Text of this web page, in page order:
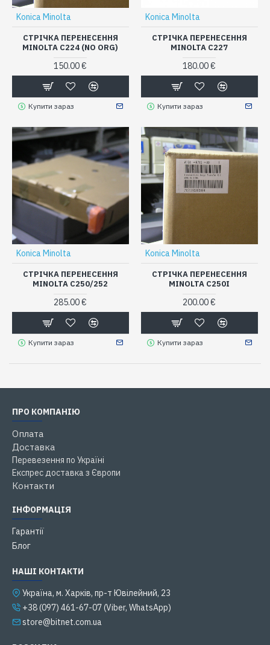
Konica Minolta
СТРІЧКА ПЕРЕНЕСЕННЯ
MINOLTA C224 (NO ORG)
150.00 €
Купити зараз
Konica Minolta
СТРІЧКА ПЕРЕНЕСЕННЯ
MINOLTA C227
180.00 €
Купити зараз
Konica Minolta
СТРІЧКА ПЕРЕНЕСЕННЯ
MINOLTA C250/252
285.00 €
Купити зараз
Konica Minolta
СТРІЧКА ПЕРЕНЕСЕННЯ
MINOLTA C250I
200.00 €
Купити зараз
ПРО КОМПАНІЮ
Оплата
Доставка
Перевезення по Україні
Експрес доставка з Європи
Контакти
ІНФОРМАЦІЯ
Гарантії
Блог
НАШІ КОНТАКТИ
Українa, м. Харків, пр-т Ювілейний, 23
+38 (097) 461-67-07 (Viber, WhatsApp)
store@bitnet.com.ua